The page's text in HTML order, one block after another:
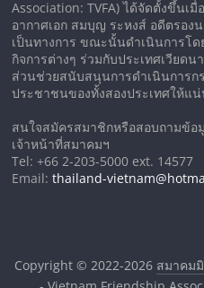
Association: TVFA) ได้จัดตั้งขึ้นเ
อากาศเอก สมบุญ ระหงส์ อดีตรอง
เป็นทางการ ขณะนั้นดำเนินการโ
กิจการต่างๆ ร่วมกับประเทศเวียดน
ส่วนช่วยสนับสนุนการดำเนินการ
ประชาชนของทั้งสองประเทศให้แ
สนใจสมัครสมาชิกหรือสอบถามข้อ
เจ้าหน้าที่สมาคมฯ
Tel: +66 2-203-5000 ext. 14577
Email:thailand-
Copyright © 2022-2026 สมาคม